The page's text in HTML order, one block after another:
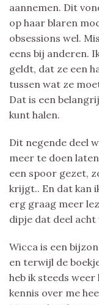
aannemen. Dit
op haar blaren
obsessions wel.
eens bij anderen.
geldt, dat ze een
tussen wat ze
Dat is een
kunt halen.
Dit negende deel
meer te doen
een spoor gezet,
krijgt.. En dat kan
erg graag meer
dipje dat deel
Wicca is een
en terwijl de
heb ik steeds weer
kennis over me